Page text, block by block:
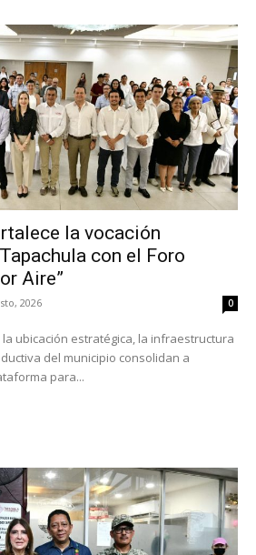
la vocación
con el Foro
Aire”
2026 0
ubicación estratégica, la infraestructura
del municipio consolidan a
para...